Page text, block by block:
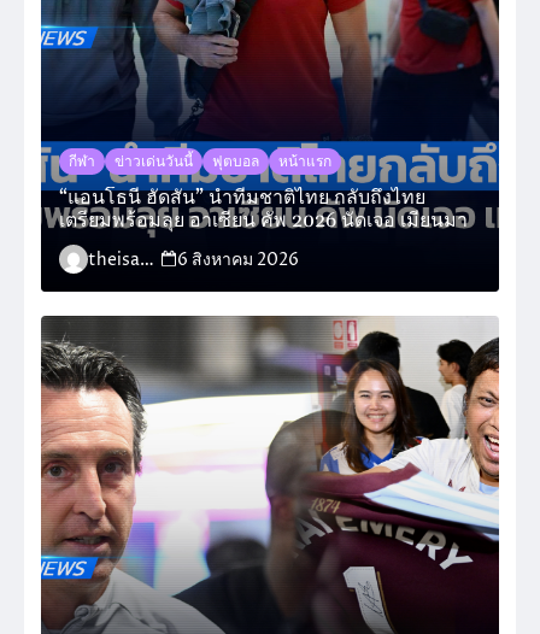
กีฬา ข่าวเด่นวันนี้ ฟุตบอล หน้าแรก
“แอนโธนี ฮัดสัน” นำทีมชาติไทย กลับถึงไทย
เตรียมพร้อมลุย อาเซียน คัพ 2026 นัดเจอ เมียนมา
theisara_admin 6 สิงหาคม 2026